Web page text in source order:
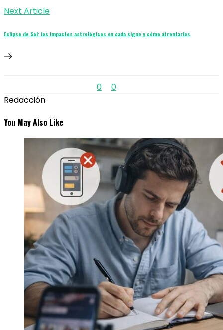
Next Article
Eclipse de Sol: los impactos astrológicos en cada signo y cómo afrontarlos
0
0
Redacción
You May Also Like